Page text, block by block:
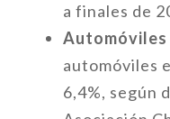
a finales de
Automóviles
automóviles
6,4%, según